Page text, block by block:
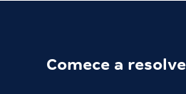
Comece a